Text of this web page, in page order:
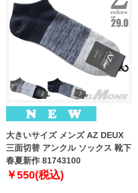
大きいサイズ メンズ AZ DEUX
三面切替 アンクル ソックス 靴下
春夏新作 81743100
￥550(税込)